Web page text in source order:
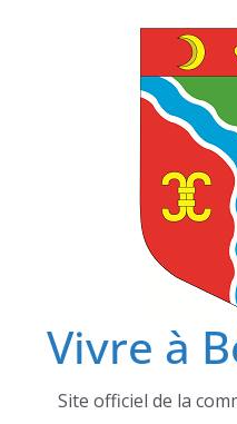
Vivre à
Site officiel de la